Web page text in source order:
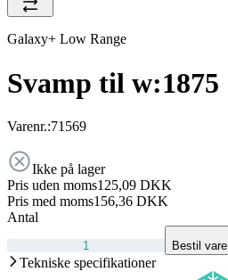
Galaxy+ Low Range
Svamp til w:1875
Varenr.:71569
Ikke på lager
Pris uden moms125,09 DKK
Pris med moms156,36 DKK
Antal
Bestil vare
Tekniske specifikationer